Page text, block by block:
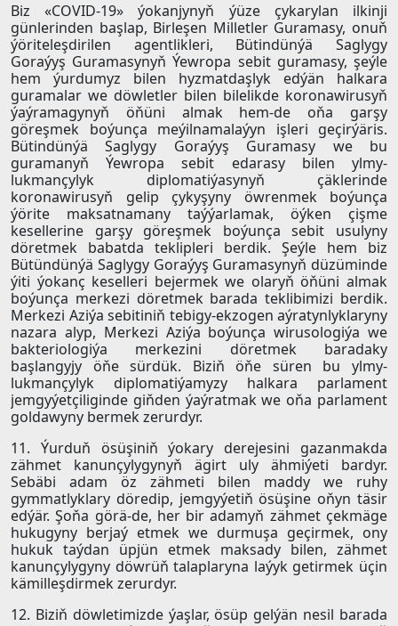
Biz «COVID-19» ýokanjynyň ýüze çykarylan ilkinji
günlerinden başlap, Birleşen Milletler Guramasy, onuň
ýöriteleşdirilen agentlikleri, Bütindünýä Saglygy
Goraýyş Guramasynyň Ýewropa sebit guramasy, şeýle
hem ýurdumyz bilen hyzmatdaşlyk edýän halkara
guramalar we döwletler bilen bilelikde koronawirusyň
ýaýramagynyň öňüni almak hem-de oňa garşy
göreşmek boýunça meýilnamalaýyn işleri geçirýäris.
Bütindünýä Saglygy Goraýyş Guramasy we bu
guramanyň Ýewropa sebit edarasy bilen ylmy-
lukmançylyk diplomatiýasynyň çäklerinde
koronawirusyň gelip çykyşyny öwrenmek boýunça
ýörite maksatnamany taýýarlamak, öýken çişme
kesellerine garşy göreşmek boýunça sebit usulyny
döretmek babatda teklipleri berdik. Şeýle hem biz
Bütündünýä Saglygy Goraýyş Guramasynyň düzüminde
ýiti ýokanç keselleri bejermek we olaryň öňüni almak
boýunça merkezi döretmek barada teklibimizi berdik.
Merkezi Aziýa sebitiniň tebigy-ekzogen aýratynlyklaryny
nazara alyp, Merkezi Aziýa boýunça wirusologiýa we
bakteriologiýa merkezini döretmek baradaky
başlangyjy öňe sürdük. Biziň öňe süren bu ylmy-
lukmançylyk diplomatiýamyzy halkara parlament
jemgyýetçiliginde giňden ýaýratmak we oňa parlament
goldawyny bermek zerurdyr.
11. Ýurduň ösüşiniň ýokary derejesini gazanmakda
zähmet kanunçylygynyň ägirt uly ähmiýeti bardyr.
Sebäbi adam öz zähmeti bilen maddy we ruhy
gymmatlyklary döredip, jemgyýetiň ösüşine oňyn täsir
edýär. Şoňa görä-de, her bir adamyň zähmet çekmäge
hukugyny berjaý etmek we durmuşa geçirmek, ony
hukuk taýdan üpjün etmek maksady bilen, zähmet
kanunçylygyny döwrüň talaplaryna laýyk getirmek üçin
kämilleşdirmek zerurdyr.
12. Biziň döwletimizde ýaşlar, ösüp gelýän nesil barada